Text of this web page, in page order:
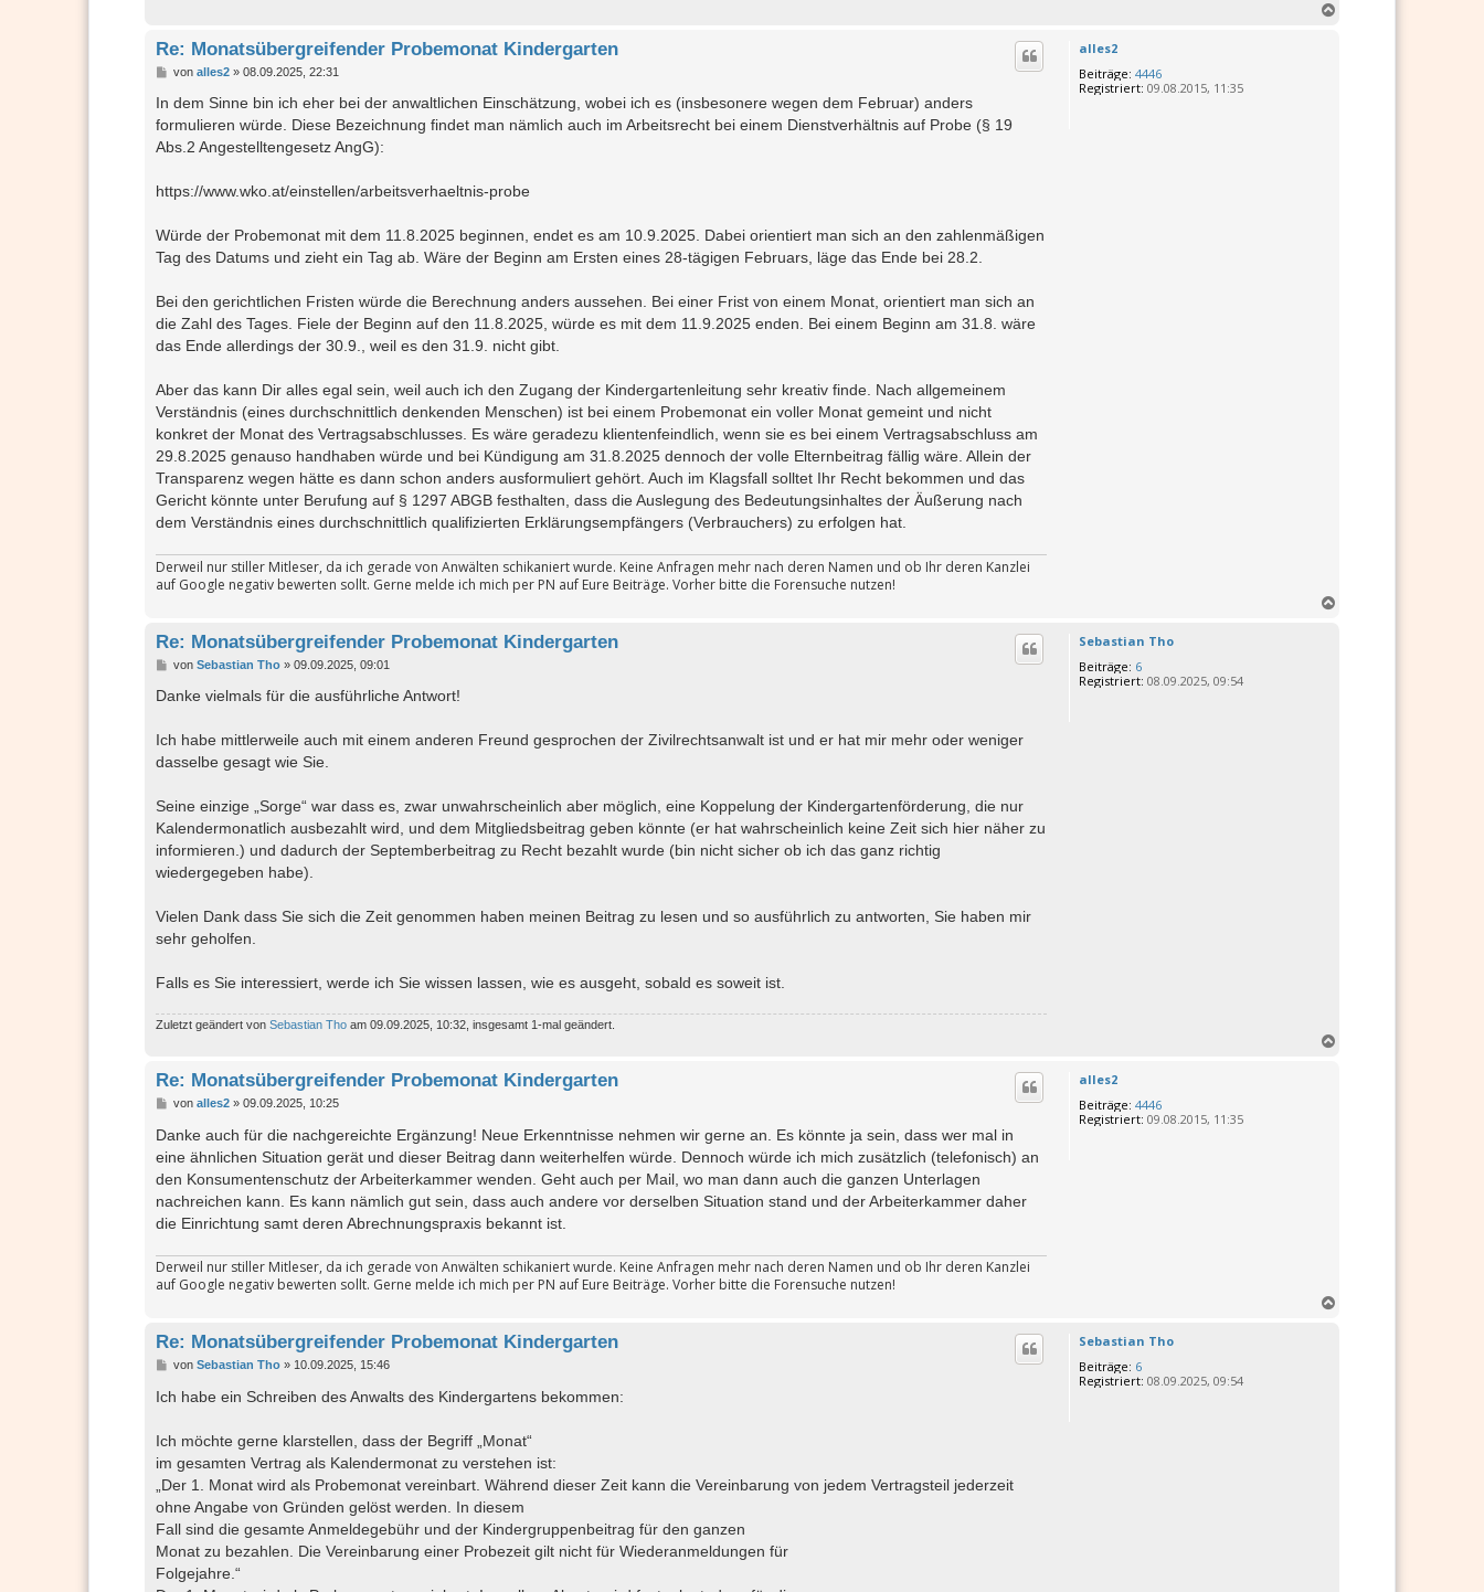
alles2
Beiträge: 4446
Registriert: 09.08.2015, 11:35
Re: Monatsübergreifender Probemonat Kindergarten
B
r
a
g
von alles2» 08.09.2025, 22:31
In dem Sinne bin ich eher bei der anwaltlichen Einschätzung, wobei ich es (insbesonere wegen dem Februar) anders
formulieren würde. Diese Bezeichnung findet man nämlich auch im Arbeitsrecht bei einem Dienstverhältnis auf Probe (§ 19
Abs.2 Angestelltengesetz AngG):
https://www.wko.at/einstellen/arbeitsverhaeltnis-probe
Würde der Probemonat mit dem 11.8.2025 beginnen, endet es am 10.9.2025. Dabei orientiert man sich an den zahlenmäßigen
Tag des Datums und zieht ein Tag ab. Wäre der Beginn am Ersten eines 28-tägigen Februars, läge das Ende bei 28.2.
Bei den gerichtlichen Fristen würde die Berechnung anders aussehen. Bei einer Frist von einem Monat, orientiert man sich an
die Zahl des Tages. Fiele der Beginn auf den 11.8.2025, würde es mit dem 11.9.2025 enden. Bei einem Beginn am 31.8. wäre
das Ende allerdings der 30.9., weil es den 31.9. nicht gibt.
Aber das kann Dir alles egal sein, weil auch ich den Zugang der Kindergartenleitung sehr kreativ finde. Nach allgemeinem
Verständnis (eines durchschnittlich denkenden Menschen) ist bei einem Probemonat ein voller Monat gemeint und nicht
konkret der Monat des Vertragsabschlusses. Es wäre geradezu klientenfeindlich, wenn sie es bei einem Vertragsabschluss am
29.8.2025 genauso handhaben würde und bei Kündigung am 31.8.2025 dennoch der volle Elternbeitrag fällig wäre. Allein der
Transparenz wegen hätte es dann schon anders ausformuliert gehört. Auch im Klagsfall solltet Ihr Recht bekommen und das
Gericht könnte unter Berufung auf § 1297 ABGB festhalten, dass die Auslegung des Bedeutungsinhaltes der Äußerung nach
dem Verständnis eines durchschnittlich qualifizierten Erklärungsempfängers (Verbrauchers) zu erfolgen hat.
Derweil nur stiller Mitleser, da ich gerade von Anwälten schikaniert wurde. Keine Anfragen mehr nach deren Namen und ob Ihr deren Kanzlei
auf Google negativ bewerten sollt. Gerne melde ich mich per PN auf Eure Beiträge. Vorher bitte die Forensuche nutzen!
Sebastian Tho
Beiträge: 6
Registriert: 08.09.2025, 09:54
Re: Monatsübergreifender Probemonat Kindergarten
B
i
a
g
von Sebastian Tho» 09.09.2025, 09:01
Danke vielmals für die ausführliche Antwort!
Ich habe mittlerweile auch mit einem anderen Freund gesprochen der Zivilrechtsanwalt ist und er hat mir mehr oder weniger
dasselbe gesagt wie Sie.
Seine einzige „Sorge“ war dass es, zwar unwahrscheinlich aber möglich, eine Koppelung der Kindergartenförderung, die nur
Kalendermonatlich ausbezahlt wird, und dem Mitgliedsbeitrag geben könnte (er hat wahrscheinlich keine Zeit sich hier näher zu
informieren.) und dadurch der Septemberbeitrag zu Recht bezahlt wurde (bin nicht sicher ob ich das ganz richtig
wiedergegeben habe).
Vielen Dank dass Sie sich die Zeit genommen haben meinen Beitrag zu lesen und so ausführlich zu antworten, Sie haben mir
sehr geholfen.
Falls es Sie interessiert, werde ich Sie wissen lassen, wie es ausgeht, sobald es soweit ist.
Zuletzt geändert von Sebastian Tho am 09.09.2025, 10:32, insgesamt 1-mal geändert.
alles2
Beiträge: 4446
Registriert: 09.08.2015, 11:35
Re: Monatsübergreifender Probemonat Kindergarten
B
i
t
r
g
von alles2» 09.09.2025, 10:25
Danke auch für die nachgereichte Ergänzung! Neue Erkenntnisse nehmen wir gerne an. Es könnte ja sein, dass wer mal in
eine ähnlichen Situation gerät und dieser Beitrag dann weiterhelfen würde. Dennoch würde ich mich zusätzlich (telefonisch) an
den Konsumentenschutz der Arbeiterkammer wenden. Geht auch per Mail, wo man dann auch die ganzen Unterlagen
nachreichen kann. Es kann nämlich gut sein, dass auch andere vor derselben Situation stand und der Arbeiterkammer daher
die Einrichtung samt deren Abrechnungspraxis bekannt ist.
Derweil nur stiller Mitleser, da ich gerade von Anwälten schikaniert wurde. Keine Anfragen mehr nach deren Namen und ob Ihr deren Kanzlei
auf Google negativ bewerten sollt. Gerne melde ich mich per PN auf Eure Beiträge. Vorher bitte die Forensuche nutzen!
Sebastian Tho
Beiträge: 6
Registriert: 08.09.2025, 09:54
Re: Monatsübergreifender Probemonat Kindergarten
B
i
t
a
g
von Sebastian Tho» 10.09.2025, 15:46
Ich habe ein Schreiben des Anwalts des Kindergartens bekommen:
Ich möchte gerne klarstellen, dass der Begriff „Monat“
im gesamten Vertrag als Kalendermonat zu verstehen ist:
„Der 1. Monat wird als Probemonat vereinbart. Während dieser Zeit kann die Vereinbarung von jedem Vertragsteil jederzeit
ohne Angabe von Gründen gelöst werden. In diesem
Fall sind die gesamte Anmeldegebühr und der Kindergruppenbeitrag für den ganzen
Monat zu bezahlen. Die Vereinbarung einer Probezeit gilt nicht für Wiederanmeldungen für
Folgejahre.“